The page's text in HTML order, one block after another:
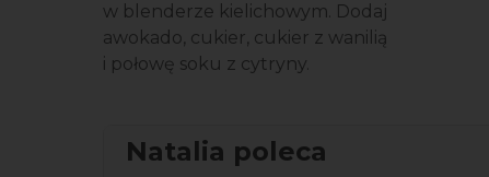
w blenderze kielichowym. Dodaj
awokado, cukier, cukier z wanilią
i połowę soku z cytryny.
Natalia poleca